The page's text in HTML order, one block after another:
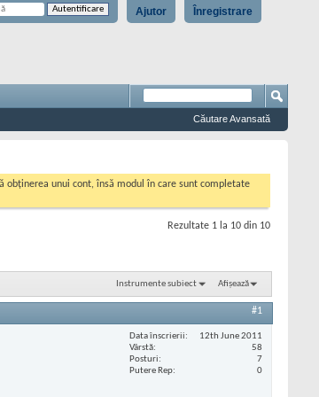
Înregistrare
Ajutor
Căutare Avansată
obținerea unui cont, însă modul în care sunt completate
Rezultate 1 la 10 din 10
Instrumente subiect Afișează
#1
Data înscrierii
12th June 2011
Vârstă
58
Posturi
7
Putere Rep
0